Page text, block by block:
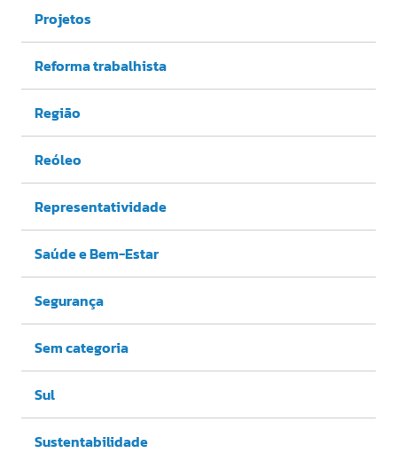
Projetos
Reforma trabalhista
Região
Reóleo
Representatividade
Saúde e Bem-Estar
Segurança
Sem categoria
Sul
Sustentabilidade